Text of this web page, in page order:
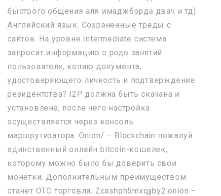
быстрого общения аля имаджборда двач и тд).
Английский язык. Сохраненные треды с
сайтов. На уровне Intermediate система
запросит информацию о роде занятий
пользователя, копию документа,
удостоверяющего личность и подтверждение
резидентства? I2P должна быть скачана и
установлена, после чего настройка
осуществляется через консоль
маршрутизатора. Onion/ – Blockchain пожалуй
единственный онлайн bitcoin-кошелек,
которому можно было бы доверить свои
монетки. Дополнительным преимуществом
станет OTC торговля. Zcashph5mxqjjby2.onion –